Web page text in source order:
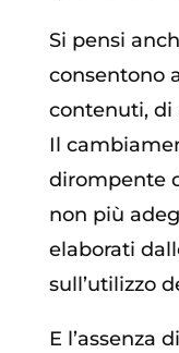
Si pensi
consentono
contenuti, di
Il
dirompente
non più
elaborati
sull’utilizzo
E l’assenza